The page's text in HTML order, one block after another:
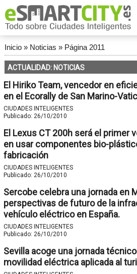
Inicio» Noticias » Página 2011
ACTUALIDAD: NOTICIAS
El Hiriko Team, vencedor en
en el Ecorally de San Marino-
CIUDADES INTELIGENTES
Publicado: 26/10/2010
El Lexus CT 200h será el primer
en usar componentes bio-
fabricación
CIUDADES INTELIGENTES
Publicado: 26/10/2010
Sercobe celebra una jornada en
perspectivas de futuro de la
vehículo eléctrico en España.
CIUDADES INTELIGENTES
Publicado: 26/10/2010
Sevilla acoge una jornada
movilidad eléctrica aplicada al